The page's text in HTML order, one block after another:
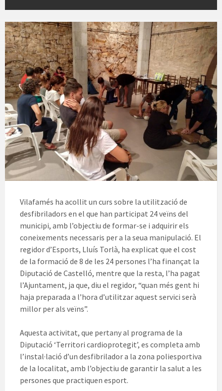
Vilafamés ha acollit un curs sobre la utilització de
desfibriladors en el que han participat 24 veïns del
municipi, amb l’objectiu de formar-se i adquirir els
coneixements necessaris per a la seua manipulació. El
regidor d’Esports, Lluís Torlà, ha explicat que el cost
de la formació de 8 de les 24 persones l’ha finançat la
Diputació de Castelló, mentre que la resta, l’ha pagat
l’Ajuntament, ja que, diu el regidor, “quan més gent hi
haja preparada a l’hora d’utilitzar aquest servici serà
millor per als veïns”.
Aquesta activitat, que pertany al programa de la
Diputació ‘Territori cardioprotegit’, es completa amb
l’instal·lació d’un desfibrilador a la zona poliesportiva
de la localitat, amb l’objectiu de garantir la salut a les
persones que practiquen esport.